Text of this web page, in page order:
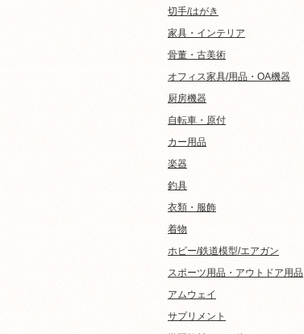
切手/はがき
家具・インテリア
骨董・古美術
オフィス家具/用品・OA機器
厨房機器
自転車・原付
カー用品
楽器
釣具
衣類・服飾
着物
ホビー/鉄道模型/エアガン
スポーツ用品・アウトドア用品
アムウェイ
サプリメント